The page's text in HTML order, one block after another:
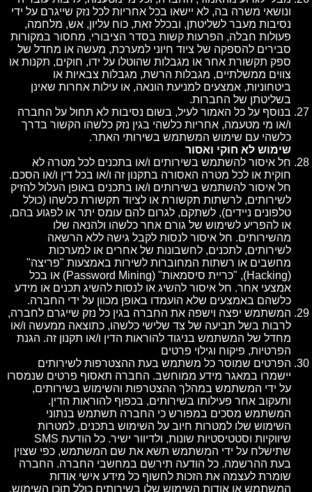
ונושאי משרה בה, לא יישאו בכל אחריות לכל נזק שייגרם על ידי
נסיבות מעבר לשליטתן, ובכלל זאת, כוח עליון, אש, מלחמה,
פעולות חבלה, הפרעות קשות בסדר הציבורי, מחסור במקורות
סבירים להספקה של ציוד חיוני למערכת, מעשה או מחדל של
ספק תקשורת אחר או מגבלות שהוטלו על ידו, חוקים, תקנות או
צווים ממשלתיים, מגבלות הרשת, מגבלות צבאיות או
ביטחוניות, אמצעים למניעת הונאה, או עילות אחרות שאינן
בשליטתן של החברות.
בנוסף על כל האמור לעיל, בשום נסיבות לא תחול על החברה
ו/או מי מטעמה, אחריות כלשהי בגין נזק כלשהו הקשור בדרך
כלשהי עם שימוש המשתמש בשירותי האתר.
שימוש לא חוקי ואסור
חל איסור להשתמש בשירותים ו/או בתכנים לכל מטרה לא
חוקית או לכל מטרה האסורה בתקנון זה ו/או בכל דין ו/או הסכם.
חל איסור להשתמש בשירותים ו/או בתכנים באופן העלול להזיק
לשירותים, לרשתות תקשורת או לציוד תקשורת כלשהו (כולל
טלפונים ניידים), לשתקם, לגרום להם עומס יתר או לפגוע בהם,
או להפריע לשימוש של גורם אחר כלשהו ולהנאה שלו
מהשירותים. חל איסור לנסות לקבל גישה ללא הרשאה
לשירותים, לתכנים, לחשבונות של אחרים או למערכות
מחשבים או רשתות המחוברות לשירות באמצעות "פריצה"
(Hacking), "כריית סיסמאות" (Password Mining) או בכל
אמצעי אחר. חל איסור להשיג או לנסות להשיג תכנים או מידע
כלשהם באמצעים שלא הועמדו באופן מכוון על ידי החברה.
המשתמש יפצה וישפה את החברה בגין כל נזק שייגרם לחברה,
לרבות בשל תביעה של צד שלישי כלשהו, כתוצאה ממעשה ו/או
מחדל של המשתמש בניגוד להוראות הדין ו/או תקנון זה. הגנת
הפרטיות, פיקוח וגילוי פרטים
הפרטים שמוסר כל משתמש בעת ההצטרפות לשירותים
יישמרו במאגר מידע ממוחשב. החברה תאסוף פרטים שנמסרו
על ידי המשתמש במהלך ההצטרפות והשימוש בשירותים,
ותעקוב אחר פעילותו בשירותים, בכפוף להוראות הדין.
המשתמש מסכים במפורש כי החברה תשתמש בנתוני
השימוש שלו למטרות חיוב על השימוש בתכנים, למטרות
שיווקיות וסטטיסטיות שונות, ולדיוור ישיר. כל הודעת SMS
שתישלח על ידי המשתמש תשא את שם המשתמש, כפי שצוין
בעת ההרשמה. כל הודעה תירשם במחשבי החברה. החברה
שומרת לעצמה את הזכות לחשוף כל מידע אישי אודות
המשתמש או אודות השימוש שלו בשירותים כולל תוכן השימוש,